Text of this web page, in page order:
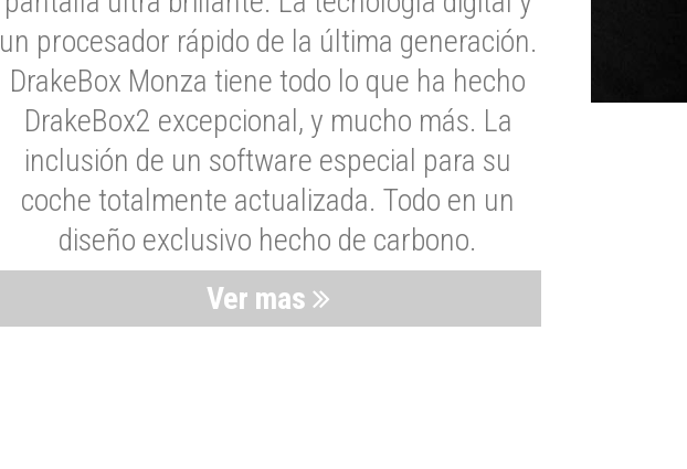
un procesador rápido de la última generación.
DrakeBox Monza tiene todo lo que ha hecho
DrakeBox2 excepcional, y mucho más. La
inclusión de un software especial para su
coche totalmente actualizada. Todo en un
diseño exclusivo hecho de carbono.
Ver mas